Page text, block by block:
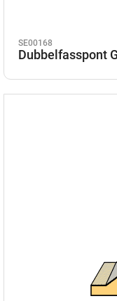
SE00168
Dubbelfasspont